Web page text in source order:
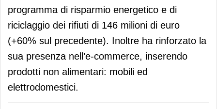
programma di risparmio energetico e di
riciclaggio dei rifiuti di 146 milioni di euro
(+60% sul precedente). Inoltre ha rinforzato la
sua presenza nell’e-commerce, inserendo
prodotti non alimentari: mobili ed
elettrodomestici.